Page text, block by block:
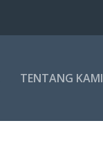
TENTANG KAMI